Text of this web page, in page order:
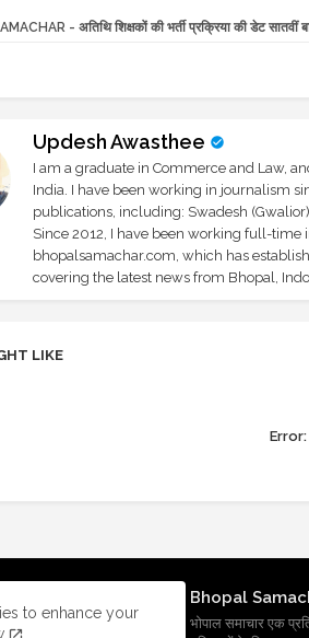
- अतिथि शिक्षकों की भर्ती प्रक्रिया की डेट सातवीं
Updesh Awasthee
I am a graduate in Commerce and Law,
India. I have been working in journalism
publications, including: Swadesh
Since 2012, I have been working full-
bhopalsamachar.com, which has
covering the latest news from Bhopal,
LIKE
Error:
Bhopal
भोपाल समाचार एक
to enhance your